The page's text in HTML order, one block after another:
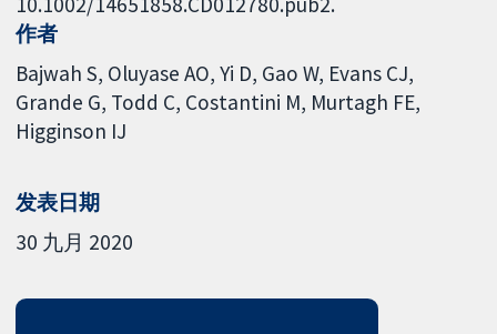
作者
Bajwah S Oluyase AO Yi D Gao W Evans CJ
Grande G Todd C Costantini M Murtagh FE
Higginson IJ
发表日期
30 九月 2020